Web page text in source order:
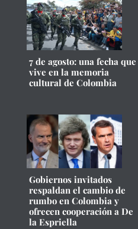
7 de agosto: una fecha que
vive en la memoria
cultural de Colombia
Gobiernos invitados
respaldan el cambio de
rumbo en Colombia y
ofrecen cooperación a De
la Espriella